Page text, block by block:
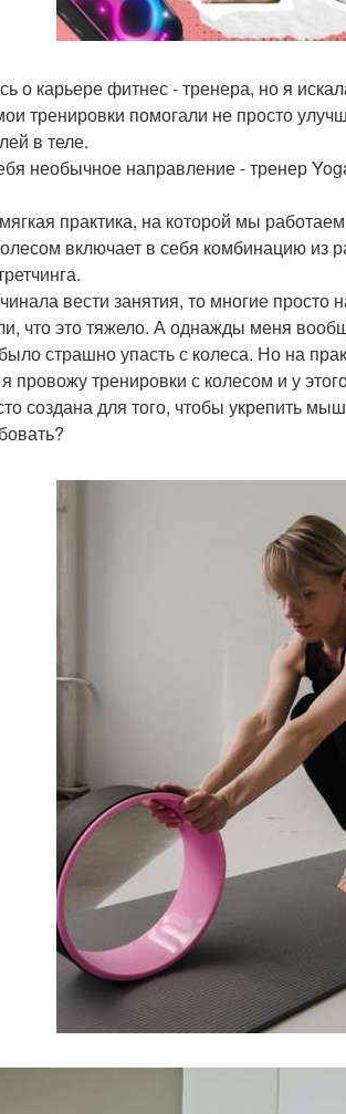
о карьере фитнес - тренера, но я
тренировки помогали не просто
в теле.
необычное направление - тренер
практика, на которой мы
включает в себя комбинацию из
вести занятия, то многие
что это тяжело. А однажды меня
страшно упасть с колеса. Но на
провожу тренировки с колесом и у
создана для того, чтобы укрепить